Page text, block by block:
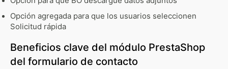
Opción agregada para que los usuarios seleccionen
Solicitud rápida
Beneficios clave del módulo PrestaShop
del formulario de contacto